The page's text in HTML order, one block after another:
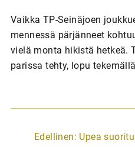
Vaikka TP-Seinäjoen
mennessä pärjänneet
vielä monta hikistä hetkeä.
parissa tehty, lopu
A
Edellinen: Upea